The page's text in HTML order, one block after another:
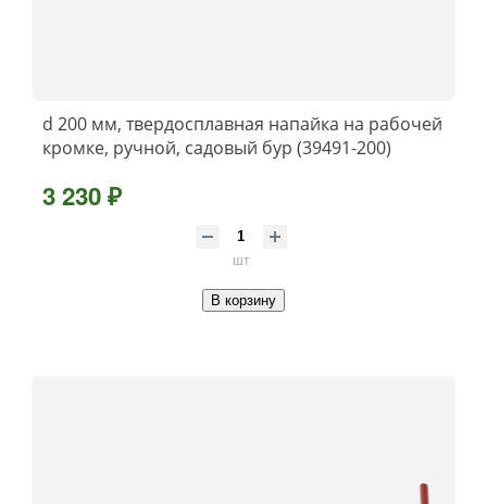
d 200 мм, твердосплавная напайка на рабочей
кромке, ручной, садовый бур (39491-200)
3 230 ₽
шт
В корзину